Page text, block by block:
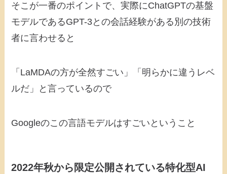
そこが一番のポイントで、実際にChatGPTの基盤
モデルであるGPT-3との会話経験がある別の技術
者に言わせると
「LaMDAの方が全然すごい」「明らかに違うレベ
ルだ」と言っているので
Googleのこの言語モデルはすごいということ
2022年秋から限定公開されている特化型AI